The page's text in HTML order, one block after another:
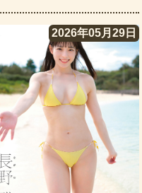
2026年05月29日